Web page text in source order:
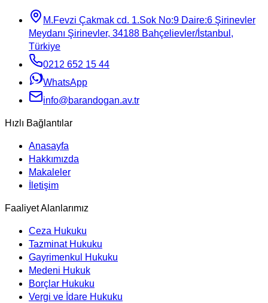
M.Fevzi Çakmak cd. 1.Sok No:9 Daire:6 Şirinevler
Meydanı Şirinevler, 34188 Bahçelievler/İstanbul,
Türkiye
0212 652 15 44
WhatsApp
info@barandogan.av.tr
Hızlı Bağlantılar
Anasayfa
Hakkımızda
Makaleler
İletişim
Faaliyet Alanlarımız
Ceza Hukuku
Tazminat Hukuku
Gayrimenkul Hukuku
Medeni Hukuk
Borçlar Hukuku
Vergi ve İdare Hukuku